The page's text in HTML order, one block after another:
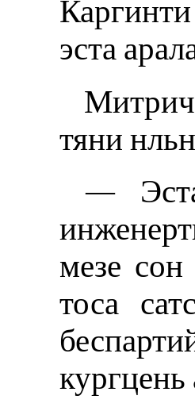
эста
тяни
—
мезе сон
тоса